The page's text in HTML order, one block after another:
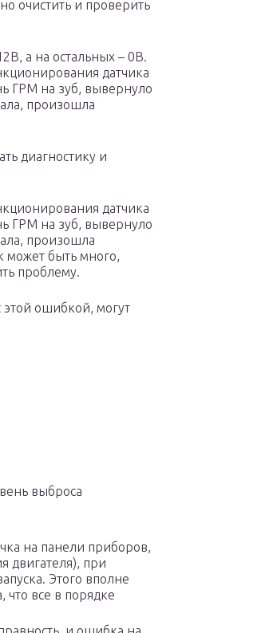
очистить и проверить
а на остальных – 0В.
датчика
ГРМ на зуб, вывернуло
произошла
диагностику и
датчика
ГРМ на зуб, вывернуло
произошла
может быть много,
проблему.
этой ошибкой, могут
выброса
на панели приборов,
двигателя), при
Этого вполне
что все в порядке